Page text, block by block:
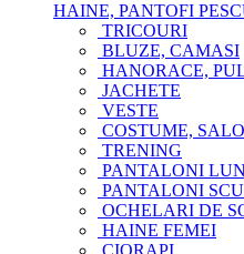
HAINE, PANTOFI
TRICOURI
BLUZE, CAMASI
HANORACE,
JACHETE
VESTE
COSTUME,
TRENING
PANTALONI
PANTALONI
OCHELARI DE
HAINE FEMEI
CIORAPI